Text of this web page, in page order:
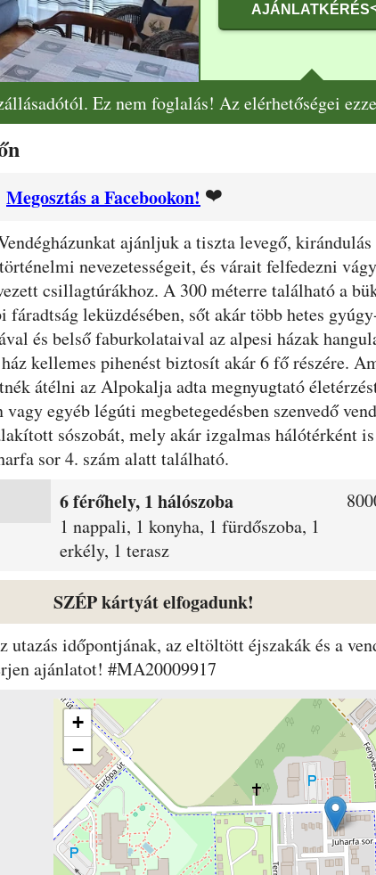
Ez nem foglalás! Az elérhetőségei
AJÁNLATKÉRÉS
Megosztás a Facebookon! ❤️
ajánljuk a tiszta levegő,
nevezetességeit, és várait felfedezni
csillagtúrákhoz. A 300 méterre található a
fáradtság leküzdésében, sőt akár több hetes
és belső faburkolataival az alpesi házak
kellemes pihenést biztosít akár 6 fő részére.
átélni az Alpokalja adta megnyugtató
egyéb légúti megbetegedésben szenvedő
sószobát, mely akár izgalmas hálótérként
sor 4. szám alatt található.
6 férőhely, 1 hálószoba
1 nappali, 1 konyha, 1 fürdőszoba, 1
erkély, 1 terasz
SZÉP kártyát elfogadunk!
időpontjának, az eltöltött éjszakák és a
ajánlatot! #MA20009917
+
−